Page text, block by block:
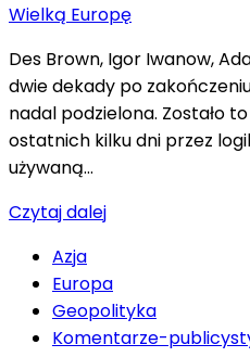
Des Brown, Igor Iwanow,
dwie dekady po
nadal podzielona. Zostało
ostatnich kilku dni przez
używaną…
Czytaj dalej
Azja
Europa
Geopolityka
Komentarze-